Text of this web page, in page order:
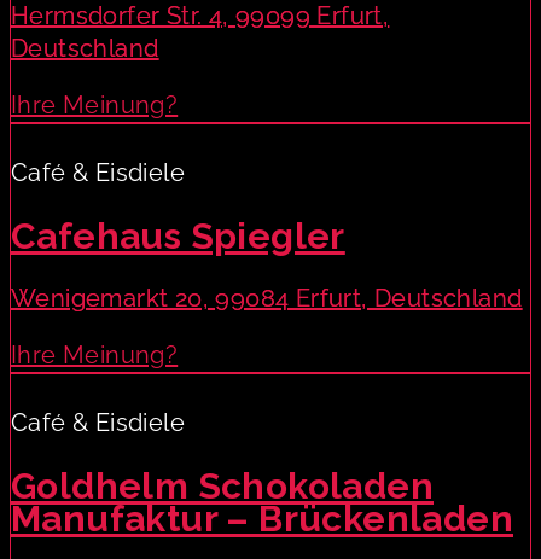
Hermsdorfer Str. 4, 99099 Erfurt,
Deutschland
Ihre Meinung?
Café & Eisdiele
Cafehaus Spiegler
Wenigemarkt 20, 99084 Erfurt, Deutschland
Ihre Meinung?
Café & Eisdiele
Goldhelm Schokoladen
Manufaktur – Brückenladen